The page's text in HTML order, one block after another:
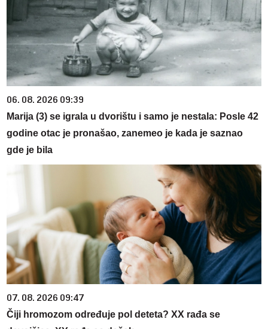
06. 08. 2026 09:39
Marija (3) se igrala u dvorištu i samo je nestala: Posle 42
godine otac je pronašao, zanemeo je kada je saznao
gde je bila
07. 08. 2026 09:47
Čiji hromozom određuje pol deteta? XX rađa se